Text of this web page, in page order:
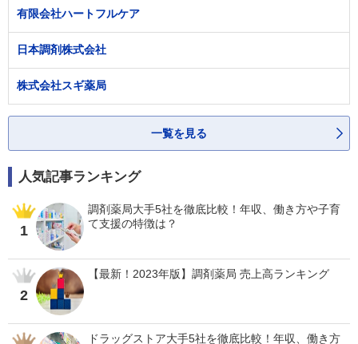
有限会社ハートフルケア
日本調剤株式会社
株式会社スギ薬局
一覧を見る
人気記事ランキング
1
調剤薬局大手5社を徹底比較！年収、働き方や子育
て支援の特徴は？
2
【最新！2023年版】調剤薬局 売上高ランキング
ドラッグストア大手5社を徹底比較！年収、働き方